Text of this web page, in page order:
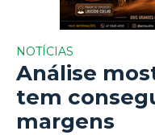
NOTÍCIAS
Análise
tem
margens